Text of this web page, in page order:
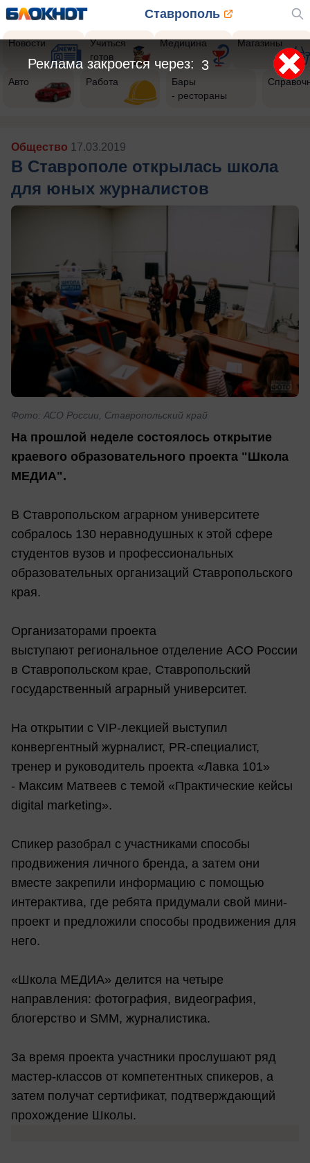
Ставрополь
Новости
Учиться
готов
Медицина Магазины
Авто Работа
Бары
- рестораны
Общество 17.03.2019
В Ставрополе открылась школа
для юных журналистов
Фото: АСО России, Ставропольский край
На прошлой неделе состоялось открытие
краевого образовательного проекта "Школа
МЕДИА".
В Ставропольском аграрном университете
собралось 130 неравнодушных к этой сфере
студентов вузов и профессиональных
образовательных организаций Ставропольского
края.
Организаторами проекта
выступают региональное отделение АСО России
в Ставропольском крае, Ставропольский
государственный аграрный университет.
На открытии с VIP-лекцией выступил
конвергентный журналист, PR-специалист,
тренер и руководитель проекта «Лавка 101»
- Максим Матвеев с темой «Практические кейсы
digital marketing».
Спикер разобрал с участниками способы
продвижения личного бренда, а затем они
вместе закрепили информацию с помощью
интерактива, где ребята придумали свой мини-
проект и предложили способы продвижения для
него.
«Школа МЕДИА» делится на четыре
направления: фотография, видеография,
блогерство и SMM, журналистика.
За время проекта участники прослушают ряд
мастер-классов от компетентных спикеров, а
затем получат сертификат, подтверждающий
прохождение Школы.
1
Реклама закроется через: